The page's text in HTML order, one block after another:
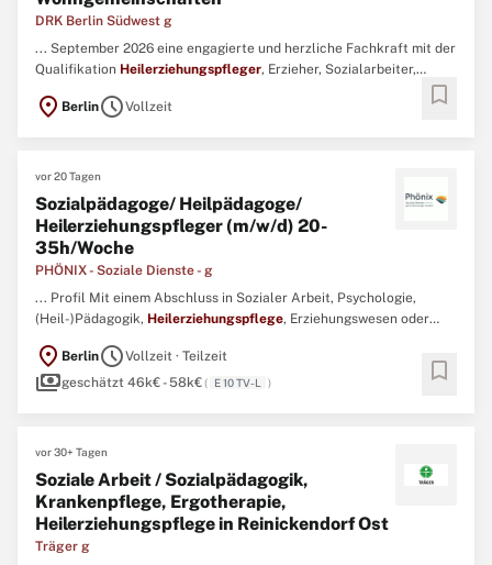
DRK Berlin Südwest g
... September 2026 eine engagierte und herzliche Fachkraft mit der
Qualifikation Heilerziehungspfleger, Erzieher, Sozialarbeiter,
Wohngemeinschaften. Die Einsatzbereiche sind
location_on BerlinscheduleVollzeit bookmark
vor 20 Tagen
Sozialpädagoge/ Heilpädagoge/
Heilerziehungspfleger (m/w/d) 20-
35h/Woche
PHÖNIX - Soziale Dienste - g
... Profil Mit einem Abschluss in Sozialer Arbeit, Psychologie,
(Heil-)Pädagogik, Heilerziehungspflege, Erziehungswesen oder
aufgestellt. ...
location_on BerlinscheduleVollzeit · Teilzeit
paymentsgeschätzt 46k€ - 58k€( E 10 TV-L ) bookmark
vor 30+ Tagen
Soziale Arbeit / Sozialpädagogik,
Krankenpflege, Ergotherapie,
Heilerziehungspflege in Reinickendorf Ost
Träger g